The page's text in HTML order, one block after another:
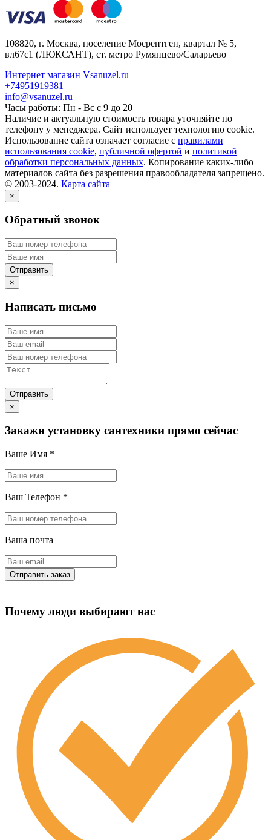
108820, г. Москва, поселение Мосрентген, квартал № 5,
вл67с1 (ЛЮКСАНТ), ст. метро Румянцево/Саларьево
Интернет магазин Vsanuzel.ru
+74951919381
info@vsanuzel.ru
Часы работы: Пн - Вс с 9 до 20
Наличие и актуальную стоимость товара уточняйте по
телефону у менеджера. Сайт использует технологию cookie.
Использование сайта означает согласие с правилами
использования cookie, публичной офертой и политикой
обработки персональных данных. Копирование каких-либо
материалов сайта без разрешения правообладателя запрещено.
© 2003-2024. Карта сайта
×
Обратный звонок
×
Написать письмо
×
Закажи установку сантехники прямо сейчас
Ваше Имя *
Ваш Телефон *
Ваша почта
Почему люди выбирают нас